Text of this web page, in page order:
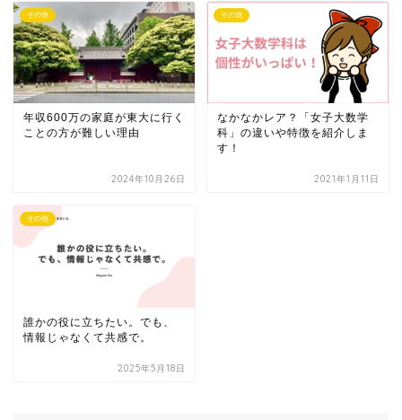
その他
年収600万の家庭が東大に行く
ことの方が難しい理由
2024年10月26日
その他
なかなかレア？「女子大数学
科」の違いや特徴を紹介しま
す！
2021年1月11日
その他
誰かの役に立ちたい。でも、
情報じゃなくて共感で。
2025年5月18日